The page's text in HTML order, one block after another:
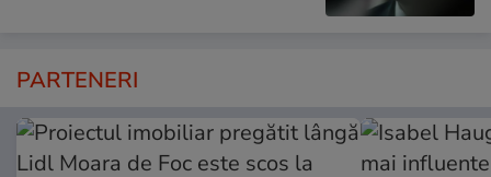
PARTENERI